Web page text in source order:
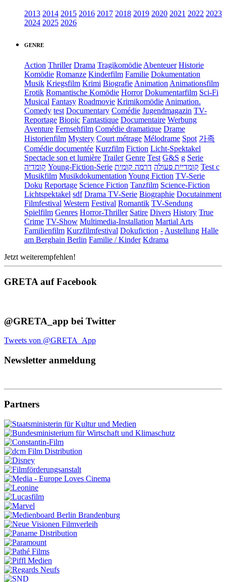
2013 2014 2015 2016 2017 2018 2019 2020 2021 2022 2023
2024 2025 2026
GENRE
Action Thriller Drama Tragikomödie Abenteuer Historie
Komödie Romanze Kinderfilm Familie Dokumentation
Musik Kriegsfilm Krimi Biografie Animation Animationsfilm
Erotik Romantische Komödie Horror Dokumentarfilm Sci-Fi
Musical Fantasy Roadmovie Krimikomödie Animation.
Comedy test Documentary Comédie Jugendmagazin TV-
Reportage Biopic Fantastique Documentaire Werbung
Aventure Fernsehfilm Comédie dramatique Drame
Historienfilm Mystery Court métrage Mélodrame Spot 가족
Comédie documentée Kurzfilm Fiction Licht-Spektakel
Spectacle son et lumière Trailer Genre Test G&S g Serie
קומדיה Young-Fiction-Serie קומדיית פעולה דרמה קומית
Test c
Musikfilm Musikdokumentation Young Fiction TV-Serie
Doku Reportage Science Fiction Tanzfilm Science-Fiction
Lichtspektakel sdf Drama TV-Serie Biographie Docutainment
Filmfestival Western Festival Romantik TV-Sendung
Spielfilm Genres Horror-Thriller Satire Divers History True
Crime TV-Show Multimedia-Installation Martial Arts
Familienfilm Kurzfilmfestival Dokufiction - Austellung Halle
am Berghain Berlin Familie / Kinder Kdrama
Jetzt weiterempfehlen!
GRETA auf Facebook
@GRETA_app bei Twitter
Tweets von @GRETA_App
Newsletter anmeldung
Partners